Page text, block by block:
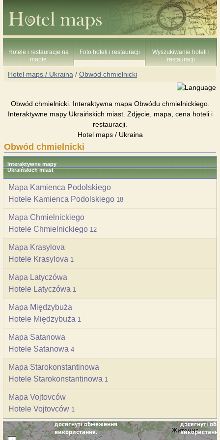
Hotele i restauracje na
mapie
Foto hoteli i restauracji
Wyszukiwanie hoteli i
restauracji
Hotel maps / Ukraina / Obwód chmielnicki
Obwód chmielnicki. Interaktywna mapa Obwódu chmielnickiego.
Interaktywne mapy Ukraińskich miast. Zdjęcie, mapa, cena hoteli i
restauracji.
Hotel maps / Ukraina
Obwód chmielnicki
Interaktywne mapy
Ukraińskich miast
Mapa Kamienca Podolskiego
Hotele Kamienca Podolskiego 18
Mapa Chmielnickiego
Hotele Chmielnickiego 12
Mapa Krasylova
Hotele Krasylova 1
Mapa Latyczówa
Hotele Latyczówa 1
Mapa Międzybuża
Hotele Międzybuża 1
Mapa Satanowa
Hotele Satanowa 4
Mapa Starokonstantinowa
Hotele Starokonstantinowa 1
Mapa Vojtovców
Hotele Vojtovców 1